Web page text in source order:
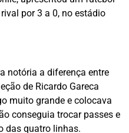
por 3 a 0, no estádio
notória a diferença entre
de Ricardo Gareca
muito grande e colocava
conseguia trocar passes e
das quatro linhas.